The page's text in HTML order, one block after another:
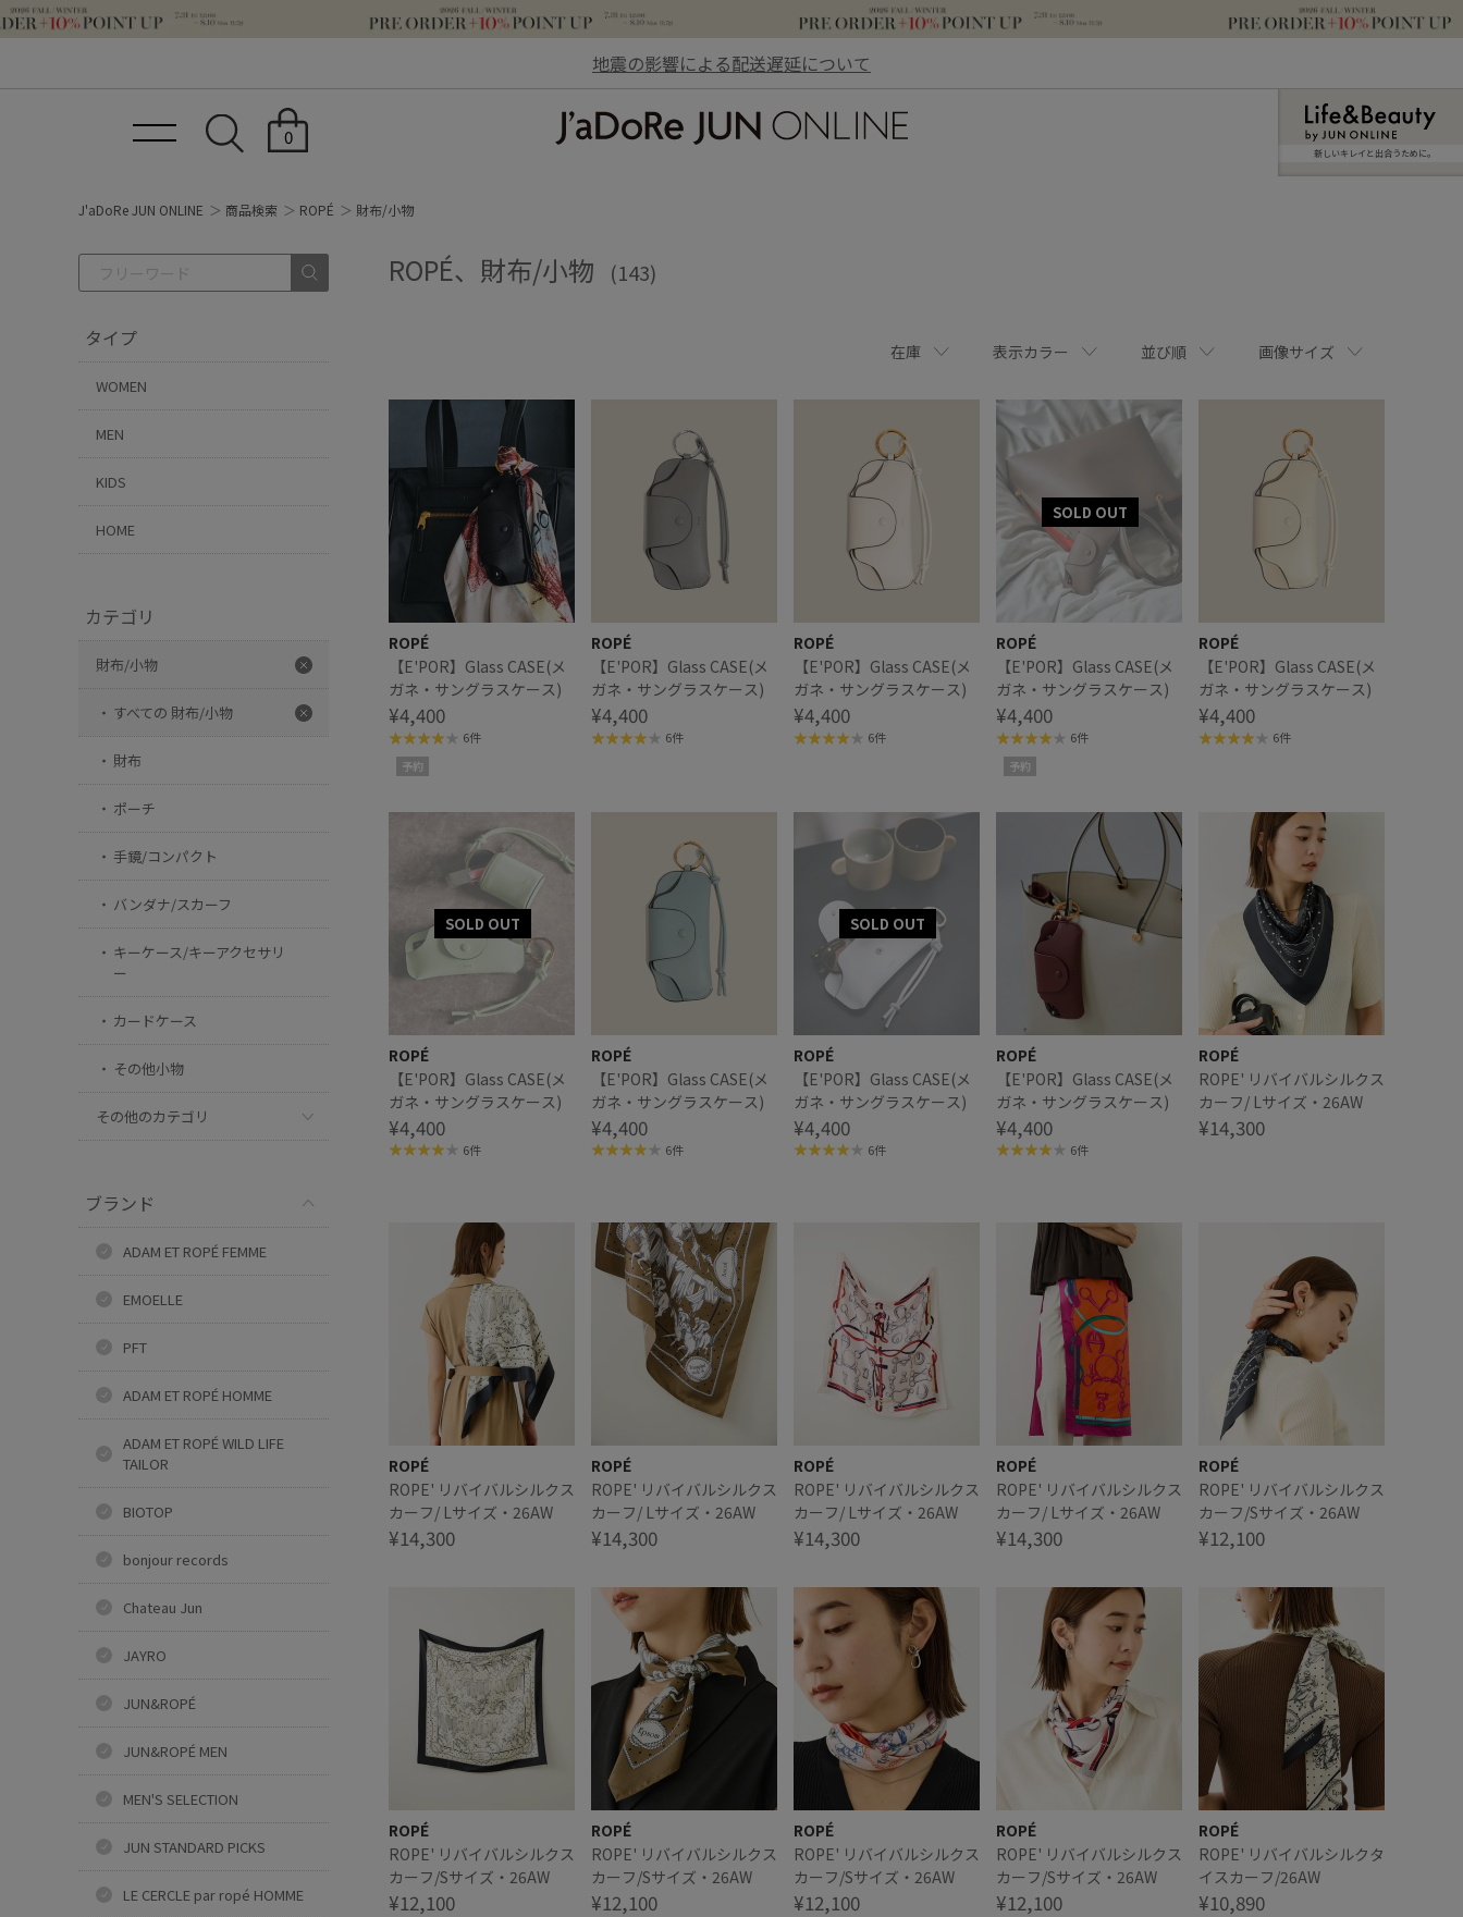
地震の影響による配送遅延について
0
新しいキレイと出合うために。
J'aDoRe JUN ONLINE 商品検索 ROPÉ 財布/小物
タイプ
WOMEN
MEN
KIDS
HOME
カテゴリ
財布/小物
すべての 財布/小物
財布
ポーチ
手鏡/コンパクト
バンダナ/スカーフ
キーケース/キーアクセサリ
ー
カードケース
その他小物
その他のカテゴリ
ブランド
ADAM ET ROPÉ FEMME
EMOELLE
PFT
ADAM ET ROPÉ HOMME
ADAM ET ROPÉ WILD LIFE
TAILOR
BIOTOP
bonjour records
Chateau Jun
JAYRO
JUN&ROPÉ
JUN&ROPÉ MEN
MEN'S SELECTION
JUN STANDARD PICKS
LE CERCLE par ropé HOMME
ROPÉ、財布/小物 (143)
在庫 表示カラー 並び順 画像サイズ
ROPÉ
【E'POR】Glass CASE(メ
ガネ・サングラスケース)
¥4,400
6件
予約
ROPÉ
【E'POR】Glass CASE(メ
ガネ・サングラスケース)
¥4,400
6件
ROPÉ
【E'POR】Glass CASE(メ
ガネ・サングラスケース)
¥4,400
6件
ROPÉ
【E'POR】Glass CASE(メ
ガネ・サングラスケース)
¥4,400
6件
予約
ROPÉ
【E'POR】Glass CASE(メ
ガネ・サングラスケース)
¥4,400
6件
ROPÉ
【E'POR】Glass CASE(メ
ガネ・サングラスケース)
¥4,400
6件
ROPÉ
【E'POR】Glass CASE(メ
ガネ・サングラスケース)
¥4,400
6件
ROPÉ
【E'POR】Glass CASE(メ
ガネ・サングラスケース)
¥4,400
6件
ROPÉ
【E'POR】Glass CASE(メ
ガネ・サングラスケース)
¥4,400
6件
ROPÉ
ROPE' リバイバルシルクス
カーフ/ Lサイズ・26AW
¥14,300
ROPÉ
ROPE' リバイバルシルクス
カーフ/ Lサイズ・26AW
¥14,300
ROPÉ
ROPE' リバイバルシルクス
カーフ/ Lサイズ・26AW
¥14,300
ROPÉ
ROPE' リバイバルシルクス
カーフ/ Lサイズ・26AW
¥14,300
ROPÉ
ROPE' リバイバルシルクス
カーフ/ Lサイズ・26AW
¥14,300
ROPÉ
ROPE' リバイバルシルクス
カーフ/Sサイズ・26AW
¥12,100
ROPÉ
ROPE' リバイバルシルクス
カーフ/Sサイズ・26AW
¥12,100
ROPÉ
ROPE' リバイバルシルクス
カーフ/Sサイズ・26AW
¥12,100
ROPÉ
ROPE' リバイバルシルクス
カーフ/Sサイズ・26AW
¥12,100
ROPÉ
ROPE' リバイバルシルクス
カーフ/Sサイズ・26AW
¥12,100
ROPÉ
ROPE' リバイバルシルクタ
イスカーフ/26AW
¥10,890